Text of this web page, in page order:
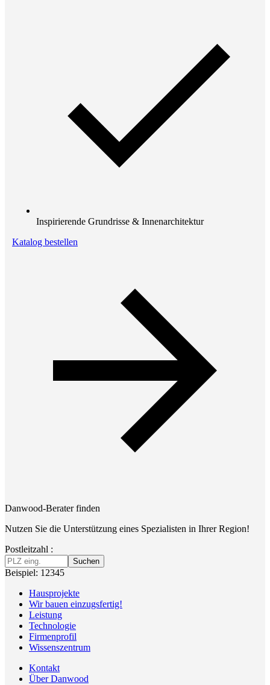
Inspirierende Grundrisse & Innenarchitektur
Katalog bestellen
Danwood-Berater finden
Nutzen Sie die Unterstützung eines Spezialisten in Ihrer Region!
Postleitzahl :
Suchen
Beispiel: 12345
Hausprojekte
Wir bauen einzugsfertig!
Leistung
Technologie
Firmenprofil
Wissenszentrum
Kontakt
Über Danwood